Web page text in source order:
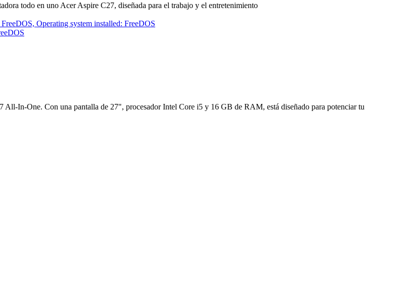
todo en uno Acer Aspire C27, diseñada para el trabajo y el entretenimiento
In-One. Con una pantalla de 27", procesador Intel Core i5 y 16 GB de RAM, está diseñado para potenciar tu